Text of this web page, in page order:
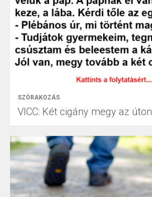
SZÓRAKOZÁS
VICC: Két cigány megy az úton